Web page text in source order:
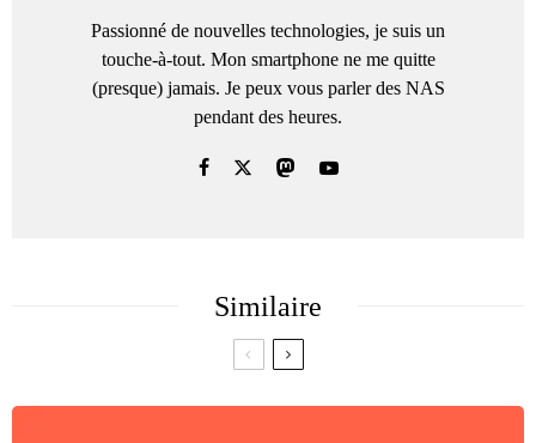
Passionné de nouvelles technologies, je suis un
touche-à-tout. Mon smartphone ne me quitte
(presque) jamais. Je peux vous parler des NAS
pendant des heures.
Similaire